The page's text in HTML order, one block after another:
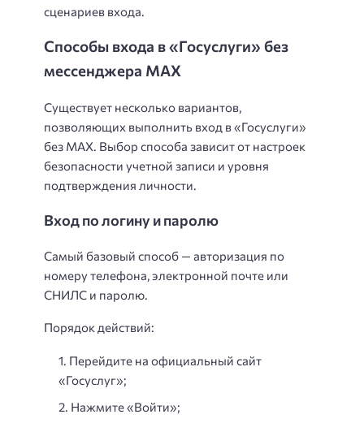
сценариев входа.
Способы входа в «Госуслуги» без
мессенджера MAX
Существует несколько вариантов,
позволяющих выполнить вход в «Госуслуги»
без MAX. Выбор способа зависит от настроек
безопасности учетной записи и уровня
подтверждения личности.
Вход по логину и паролю
Самый базовый способ — авторизация по
номеру телефона, электронной почте или
СНИЛС и паролю.
Порядок действий:
Перейдите на официальный сайт
«Госуслуг»;
Нажмите «Войти»;